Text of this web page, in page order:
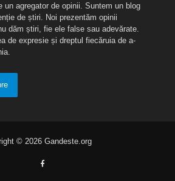
un agregator de opinii. Suntem un blog
de știri. Noi prezentăm opinii
dăm știri, fie ele false sau adevărate.
de expresie și dreptul fiecăruia de a-
© 2026 Gandeste.org